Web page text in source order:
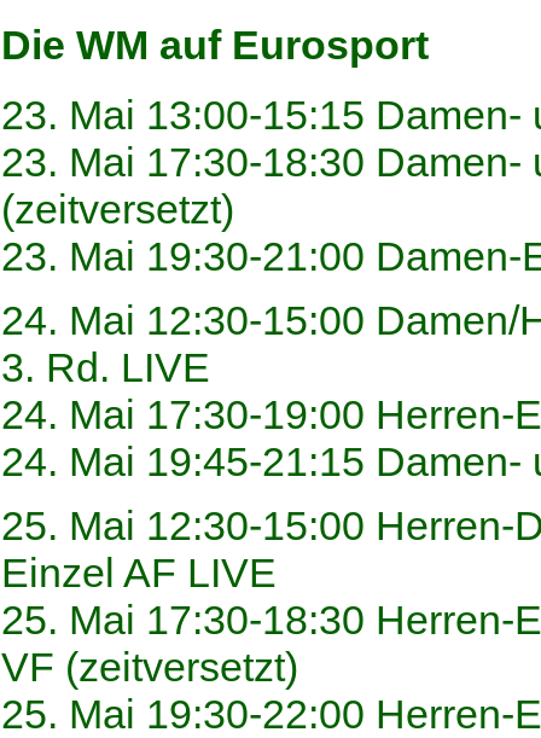
Die WM auf Eurosport
23. Mai 13:00-15:15
23. Mai 17:30-18:30
(zeitversetzt)
23. Mai 19:30-21:00 Damen-
24. Mai 12:30-15:00
3. Rd. LIVE
24. Mai 17:30-19:00 Herren-
24. Mai 19:45-21:15
25. Mai 12:30-15:00 Herren-
Einzel AF LIVE
25. Mai 17:30-18:30 Herren-
VF (zeitversetzt)
25. Mai 19:30-22:00 Herren-